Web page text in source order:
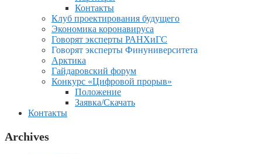
Контакты
Клуб проектирования будущего
Экономика коронавируса
Говорят эксперты РАНХиГС
Говорят эксперты Финуниверситета
Арктика
Гайдаровский форум
Конкурс «Цифровой прорыв»
Положение
Заявка/Скачать
Контакты
Archives